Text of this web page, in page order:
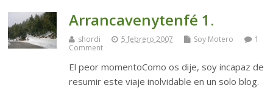
Arrancavenytenfé 1.
shordi 5 febrero 2007 Soy Motero
1
Comment
El peor momentoComo os dije, soy incapaz de
resumir este viaje inolvidable en un solo blog.